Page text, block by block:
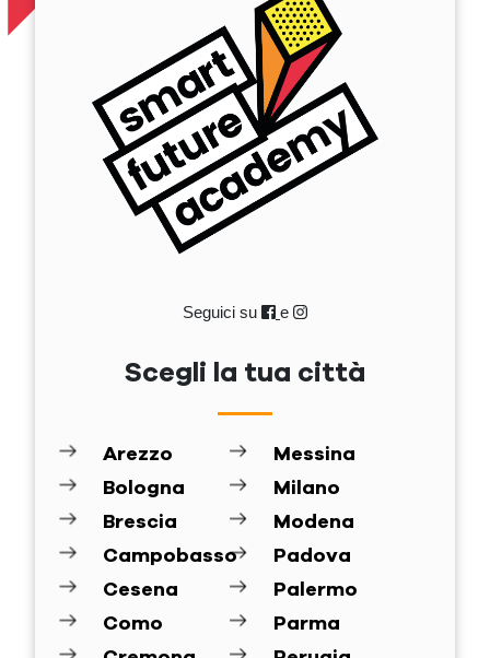
Seguici su e
Scegli la tua città
Arezzo
Bologna
Brescia
Campobasso
Cesena
Como
Messina
Milano
Modena
Padova
Palermo
Parma